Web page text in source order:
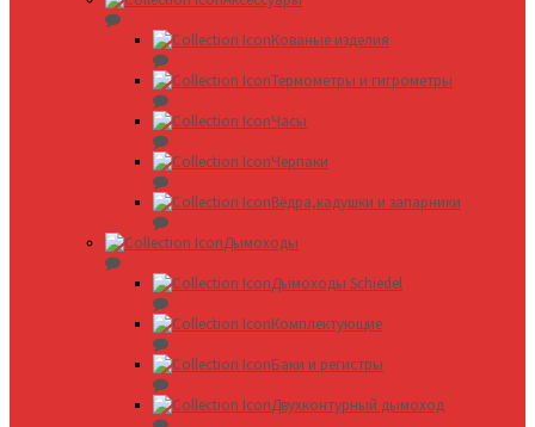
Кованые изделия
Термометры и гигрометры
Часы
Черпаки
Вёдра,кадушки и запарники
Дымоходы
Дымоходы Schiedel
Комплектующие
Баки и регистры
Двухконтурный дымоход